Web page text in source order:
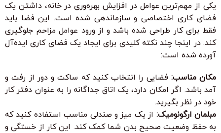
یکی از مهم‌ترین عوامل در افزایش بهره‌وری در خانه، داشتن یک
فضای کاری اختصاصی و سازماندهی شده است. این فضا باید
فقط برای کار طراحی شده باشد و از ورود عوامل مزاحم جلوگیری
کند. در اینجا چند نکته کلیدی برای ایجاد یک فضای کاری ایده‌آل
آورده شده است:
مکان مناسب: فضایی را انتخاب کنید که ساکت و دور از رفت و
آمد باشد. اگر امکان دارد، یک اتاق جداگانه را به عنوان دفتر کار
خود در نظر بگیرید.
مبلمان ارگونومیک: از یک میز و صندلی مناسب استفاده کنید که
به حفظ وضعیت صحیح بدن شما کمک کند. این کار از خستگی و